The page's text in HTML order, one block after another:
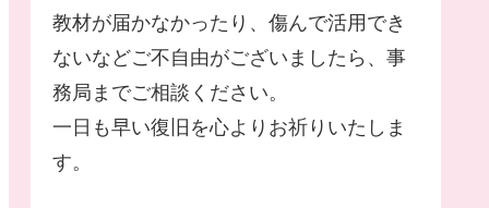
教材が届かなかったり、傷んで活用でき
ないなどご不自由がございましたら、事
務局までご相談ください。
一日も早い復旧を心よりお祈りいたしま
す。